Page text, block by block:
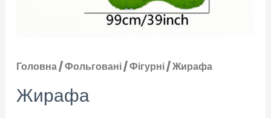
Головна/Фольговані/Фігурні/ Жирафа
Жирафа